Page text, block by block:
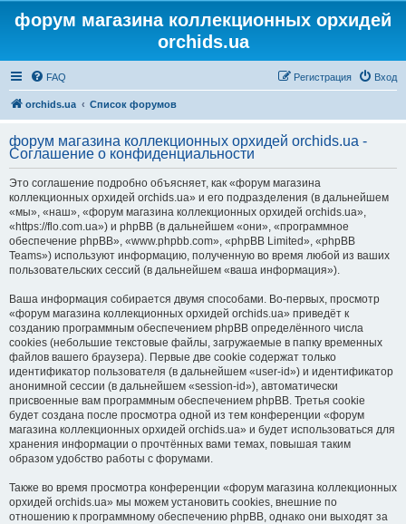
форум магазина коллекционных орхидей
orchids.ua
FAQ Вход
Регистрация
orchids.ua Список форумов
форум магазина коллекционных орхидей orchids.ua -
Соглашение о конфиденциальности
Это соглашение подробно объясняет, как «форум магазина
коллекционных орхидей orchids.ua» и его подразделения (в дальнейшем
«мы», «наш», «форум магазина коллекционных орхидей orchids.ua»,
«https://flo.com.ua») и phpBB (в дальнейшем «они», «программное
обеспечение phpBB», «www.phpbb.com», «phpBB Limited», «phpBB
Teams») используют информацию, полученную во время любой из ваших
пользовательских сессий (в дальнейшем «ваша информация»).
Ваша информация собирается двумя способами. Во-первых, просмотр
«форум магазина коллекционных орхидей orchids.ua» приведёт к
созданию программным обеспечением phpBB определённого числа
cookies (небольшие текстовые файлы, загружаемые в папку временных
файлов вашего браузера). Первые две cookie содержат только
идентификатор пользователя (в дальнейшем «user-id») и идентификатор
анонимной сессии (в дальнейшем «session-id»), автоматически
присвоенные вам программным обеспечением phpBB. Третья cookie
будет создана после просмотра одной из тем конференции «форум
магазина коллекционных орхидей orchids.ua» и будет использоваться для
хранения информации о прочтённых вами темах, повышая таким
образом удобство работы с форумами.
Также во время просмотра конференции «форум магазина коллекционных
орхидей orchids.ua» мы можем установить cookies, внешние по
отношению к программному обеспечению phpBB, однако они выходят за